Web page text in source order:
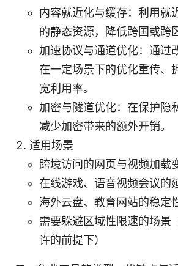
内容就近化与缓存：利用就
的静态资源，降低跨国或跨
加速协议与通道优化：通过
在一定场景下的优化重传、
宽利用率。
加密与隧道优化：在保护隐
减少加密带来的额外开销。
适用场景
跨境访问的网页与视频加载
在线游戏、语音视频会议的
海外云盘、教育网站的稳定
需要躲避区域性限速的场景
许的前提下）